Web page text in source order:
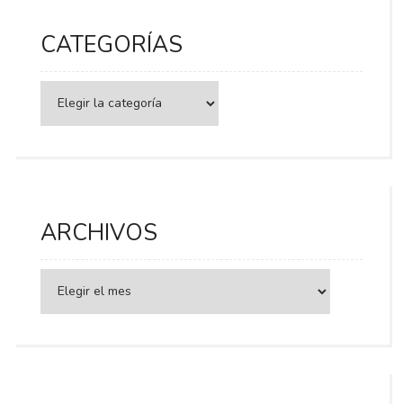
CATEGORÍAS
ARCHIVOS